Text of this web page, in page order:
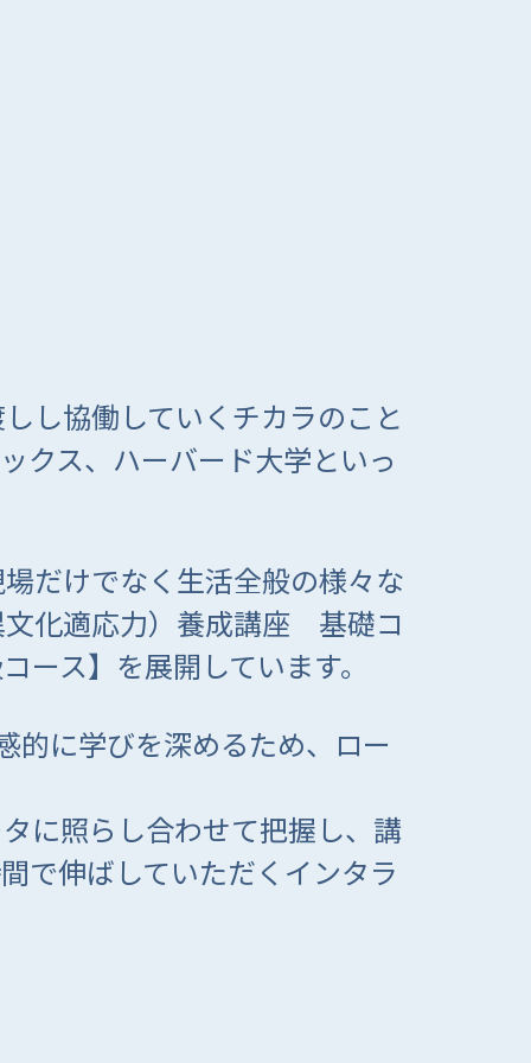
し協働していくチカラのこと
クス、ハーバード大学といっ
だけでなく生活全般の様々な
文化適応力）養成講座 基礎コ
ス】を展開しています。
的に学びを深めるため、ロー
に照らし合わせて把握し、講
で伸ばしていただくインタラ